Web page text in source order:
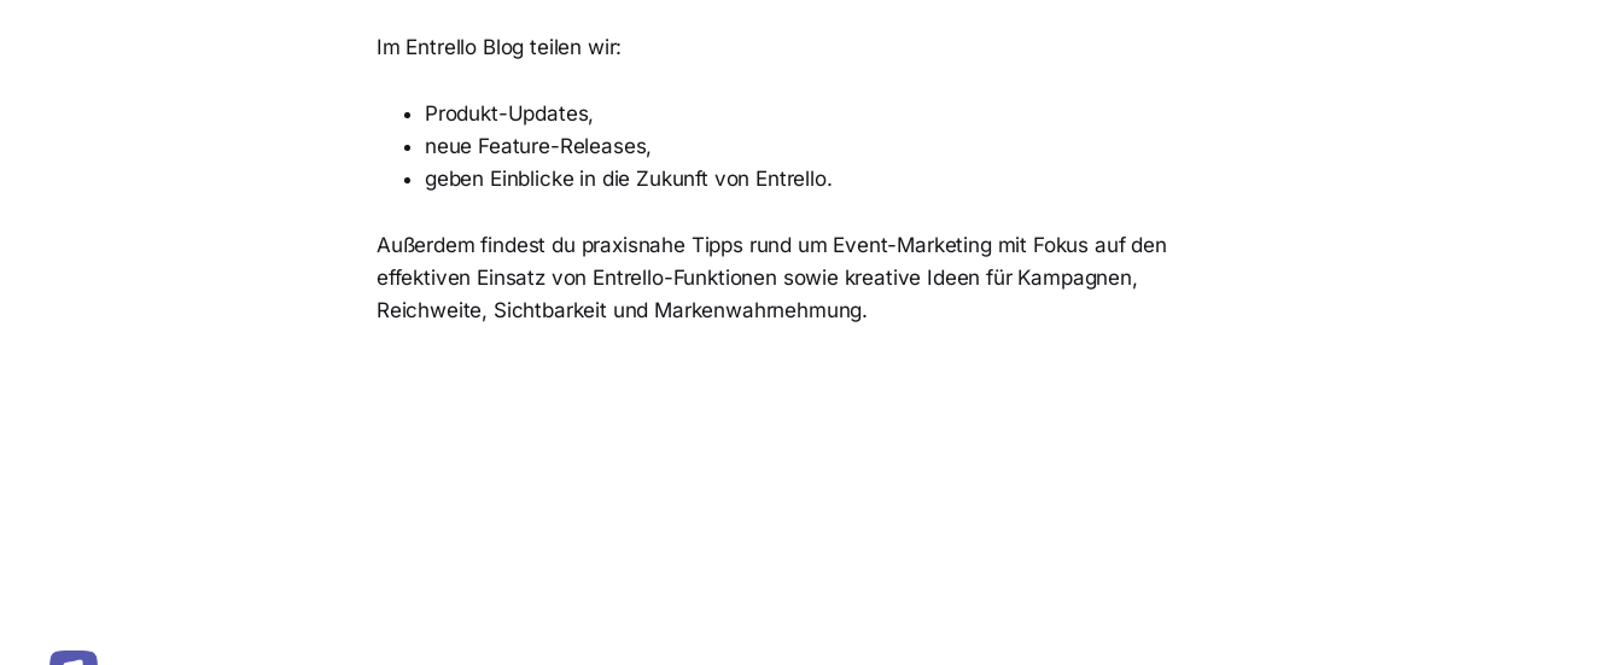
Im Entrello Blog teilen wir:
Produkt-Updates,
neue Feature-Releases,
geben Einblicke in die Zukunft von Entrello.
Außerdem findest du praxisnahe Tipps rund um Event-Marketing mit Fokus auf den
effektiven Einsatz von Entrello-Funktionen sowie kreative Ideen für Kampagnen,
Reichweite, Sichtbarkeit und Markenwahrnehmung.